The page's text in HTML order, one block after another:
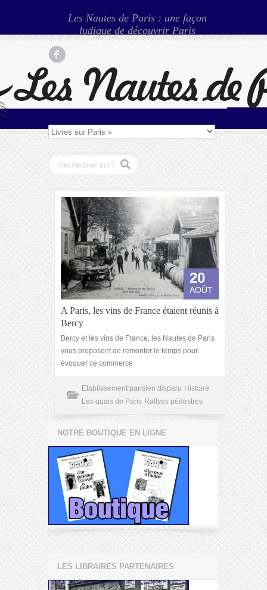
Les Nautes de Paris : une façon
ludique de découvrir Paris
20
AOÛT
A Paris, les vins de France étaient réunis à
Bercy
Bercy et les vins de France, les Nautes de Paris
vous proposent de remonter le temps pour
évoquer ce commerce
Etablissement parisien disparu Histoire
Les quais de Paris Rallyes pédestres
NOTRE BOUTIQUE EN LIGNE
LES LIBRAIRES PARTENAIRES